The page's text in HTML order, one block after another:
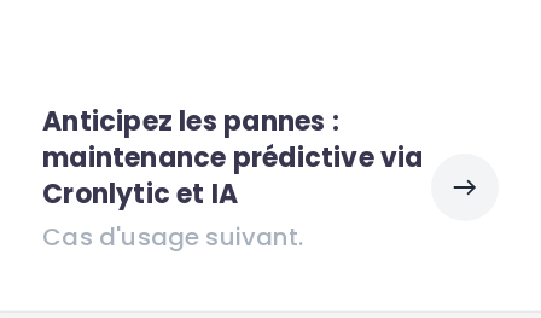
Anticipez les pannes :
maintenance prédictive via
Cronlytic et IA
Cas d'usage suivant.